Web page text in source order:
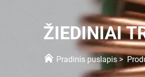
ŽIEDINIAI
Pradinis puslapis >